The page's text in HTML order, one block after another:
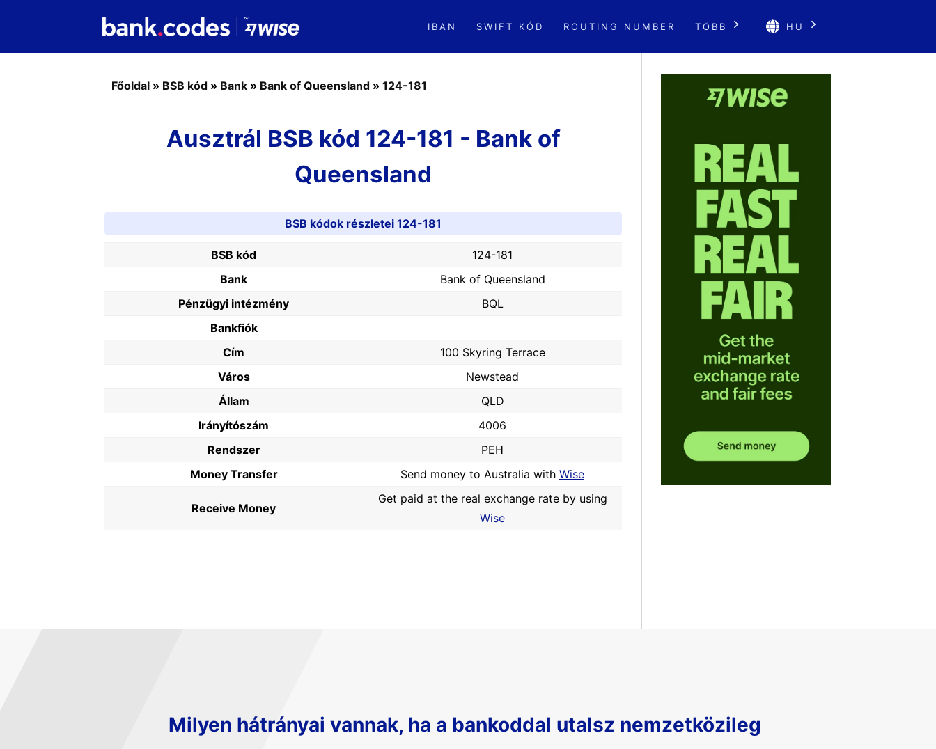
IBAN SWIFT KÓD ROUTING NUMBER TÖBB HU
Főoldal » BSB kód » Bank » Bank of Queensland » 124-181
Ausztrál BSB kód 124-181 - Bank of
Queensland
BSB kódok részletei 124-181
BSB kód
124-181
Bank
Bank of Queensland
Pénzügyi intézmény
BQL
Bankfiók
Cím
100 Skyring Terrace
Város
Newstead
Állam
QLD
Irányítószám
4006
Rendszer
PEH
Money Transfer
Send money to Australia with Wise
Receive Money
Get paid at the real exchange rate by using
Wise
Milyen hátrányai vannak, ha a bankoddal utalsz nemzetközileg